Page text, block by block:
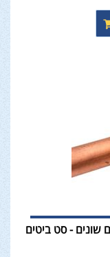
שונים - סט ביטים